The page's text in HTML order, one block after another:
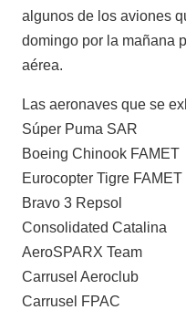
algunos de los aviones
domingo por la mañana
aérea.
Las aeronaves que se
Súper Puma SAR
Boeing Chinook FAMET
Eurocopter Tigre FAMET
Bravo 3 Repsol
Consolidated Catalina
AeroSPARX Team
Carrusel Aeroclub
Carrusel FPAC